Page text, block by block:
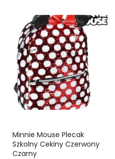
Minnie Mouse Plecak
Szkolny Cekiny Czerwony
Czarny